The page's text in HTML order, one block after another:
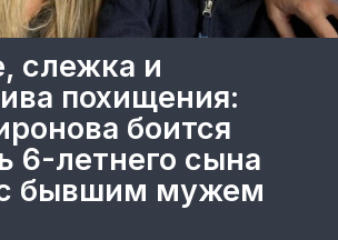
слежка и
похищения:
боится
6-летнего сына
бывшим мужем